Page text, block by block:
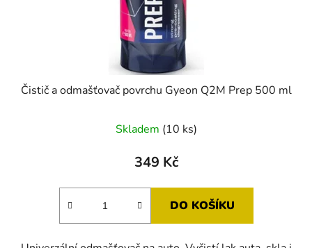
Čistič a odmašťovač povrchu Gyeon Q2M Prep 500 ml
hodnocení
produktu
5,0
Skladem (10 ks)
349 Kč
DO KOŠÍKU